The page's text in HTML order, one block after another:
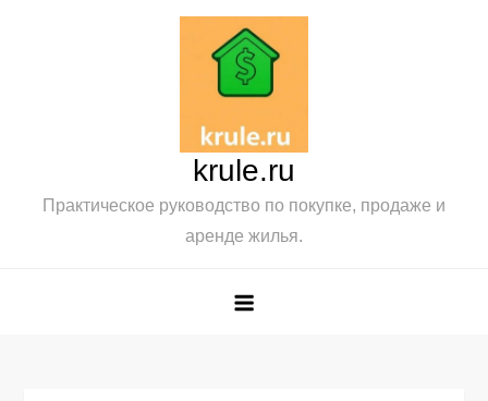
krule.ru
Практическое руководство по покупке, продаже и
аренде жилья.